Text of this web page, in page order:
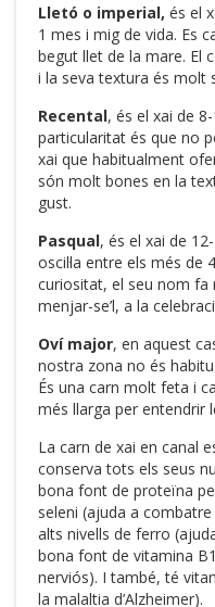
Lletó o imperial, és el
1 mes i mig de vida. Es
begut llet de la mare. El
i la seva textura és molt
Recental, és el xai de
particularitat és que no
xai que habitualment
són molt bones en la
gust.
Pasqual, és el xai de
oscil·la entre els més de
curiositat, el seu nom fa
menjar-se’l, a la
Oví major, en aquest
nostra zona no és
És una carn molt feta i
més llarga per entendrir
La carn de xai en canal
conserva tots els seus
bona font de proteïna
seleni (ajuda a
alts nivells de ferro
bona font de vitamina
nerviós). I també, té
la malaltia d’Alzheimer).